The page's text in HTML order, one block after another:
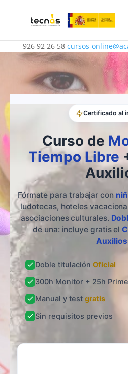
926 92 26 58 cursos-
Certificado al
Curso de
Tiempo Libre
Fórmate para trabajar con
ludotecas, hoteles
asociaciones culturales.
de una: incluye gratis el
Auxilios
Doble titulación Oficial
300h Monitor + 25h
Manual y test gratis
Sin requisitos previos